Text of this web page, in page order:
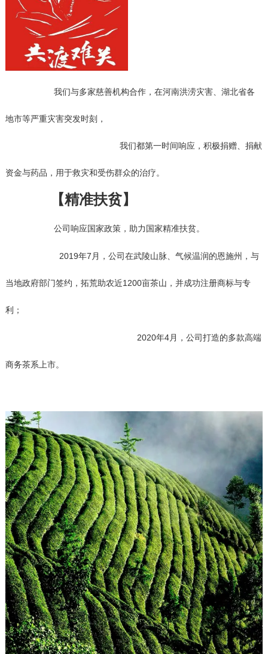
我们与多家慈善机构合作，在河南洪涝灾害、湖北省各
地市等严重灾害突发时刻，
我们都第一时间响应，积极捐赠、捐献
资金与药品，用于救灾和受伤群众的治疗。
【精准扶贫】
公司响应国家政策，助力国家精准扶贫。
2019年7月，公司在武陵山脉、气候温润的恩施州，与
当地政府部门签约，拓荒助农近1200亩茶山，并成功注册商标与专
利；
2020年4月，公司打造的多款高端
商务茶系上市。